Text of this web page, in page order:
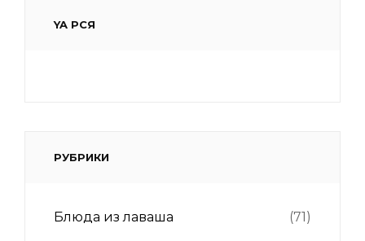
YA РСЯ
РУБРИКИ
Блюда из лаваша (71)